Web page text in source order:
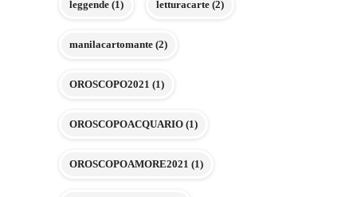
leggende (1) letturacarte (2)
manilacartomante (2)
OROSCOPO2021 (1)
OROSCOPOACQUARIO (1)
OROSCOPOAMORE2021 (1)